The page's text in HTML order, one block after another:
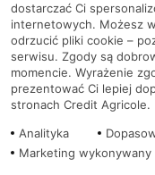
Regulamin serwisu
Mapa serwisu
PolitykaCookies
dostarczać Ci
internetowych. Możesz
odrzucić pliki cookie –
serwisu. Zgody są
momencie. Wyrażenie
prezentować Ci lepiej
stronach Credit Agricole.
Analityka
Marketing